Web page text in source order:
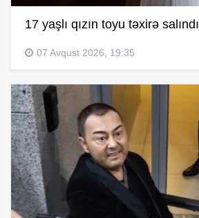
17 yaşlı qızın toyu təxirə salındı
07 Avqust 2026, 19:35